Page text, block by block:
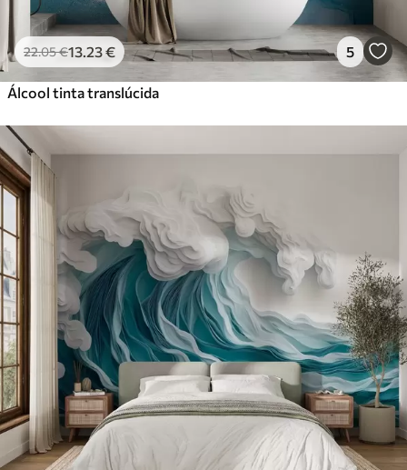
22.05€13 .23€ 5
Álcool tinta translúcida